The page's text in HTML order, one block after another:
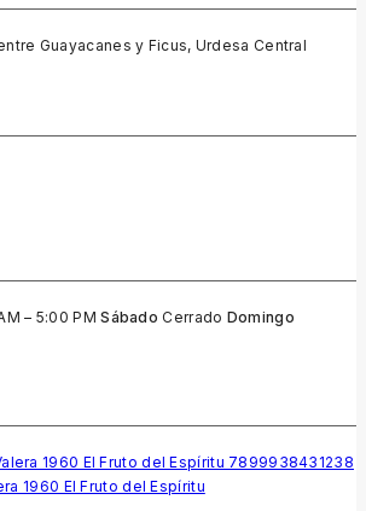
Guayacanes y Ficus, Urdesa Central
– 5:00 PMSábado Cerrado Domingo
1960 El Fruto del Espíritu